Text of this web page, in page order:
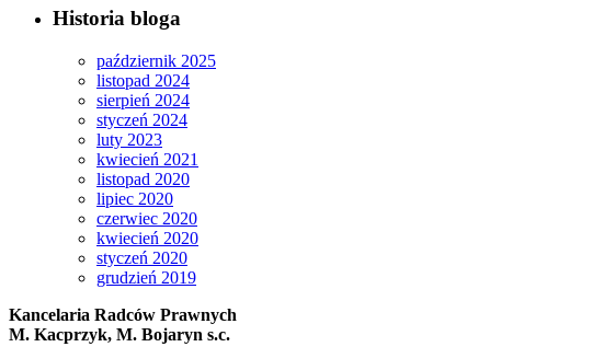
Historia bloga
październik 2025
listopad 2024
sierpień 2024
styczeń 2024
luty 2023
kwiecień 2021
listopad 2020
lipiec 2020
czerwiec 2020
kwiecień 2020
styczeń 2020
grudzień 2019
Kancelaria Radców Prawnych
M. Kacprzyk, M. Bojaryn s.c.